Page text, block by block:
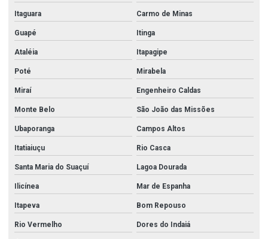
Itaguara Carmo de Minas
Guapé Itinga
Ataléia Itapagipe
Poté Mirabela
Miraí Engenheiro Caldas
Monte Belo São João das Missões
Ubaporanga Campos Altos
Itatiaiuçu Rio Casca
Santa Maria do Suaçuí Lagoa Dourada
Ilicínea Mar de Espanha
Itapeva Bom Repouso
Rio Vermelho Dores do Indaiá